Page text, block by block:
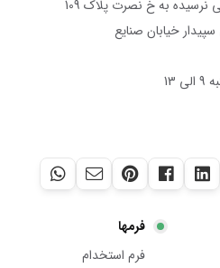
نرسیده به خ نصرت پلاک 109
خیابان صنایع
فرمها
فرم استخدام